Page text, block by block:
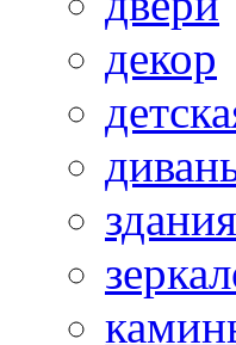
декор
здания